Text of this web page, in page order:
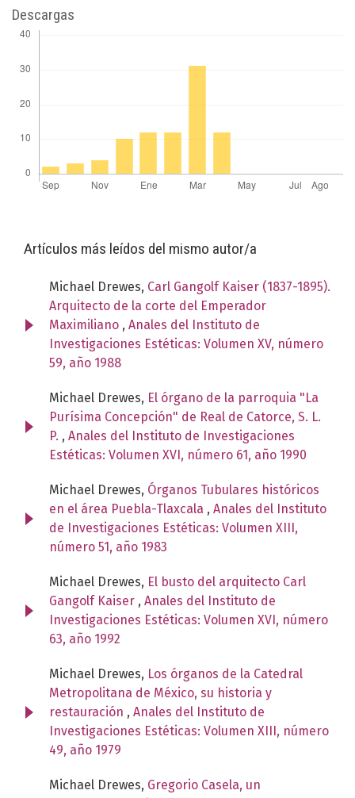
Descargas
Artículos más leídos del mismo autor/a
Michael Drewes, Carl Gangolf Kaiser (1837-1895).
Arquitecto de la corte del Emperador
Maximiliano , Anales del Instituto de
Investigaciones Estéticas: Volumen XV, número
59, año 1988
Michael Drewes, El órgano de la parroquia "La
Purísima Concepción" de Real de Catorce, S. L.
P. , Anales del Instituto de Investigaciones
Estéticas: Volumen XVI, número 61, año 1990
Michael Drewes, Órganos Tubulares históricos
en el área Puebla-Tlaxcala , Anales del Instituto
de Investigaciones Estéticas: Volumen XIII,
número 51, año 1983
Michael Drewes, El busto del arquitecto Carl
Gangolf Kaiser , Anales del Instituto de
Investigaciones Estéticas: Volumen XVI, número
63, año 1992
Michael Drewes, Los órganos de la Catedral
Metropolitana de México, su historia y
restauración , Anales del Instituto de
Investigaciones Estéticas: Volumen XIII, número
49, año 1979
Michael Drewes, Gregorio Casela, un